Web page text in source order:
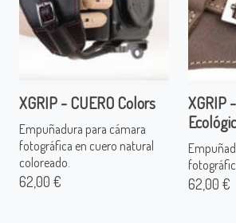
XGRIP - CUERO Colors
Empuñadura para cámara
fotográfica en cuero natural
coloreado.
62,00 €
XGRIP
62,00 €